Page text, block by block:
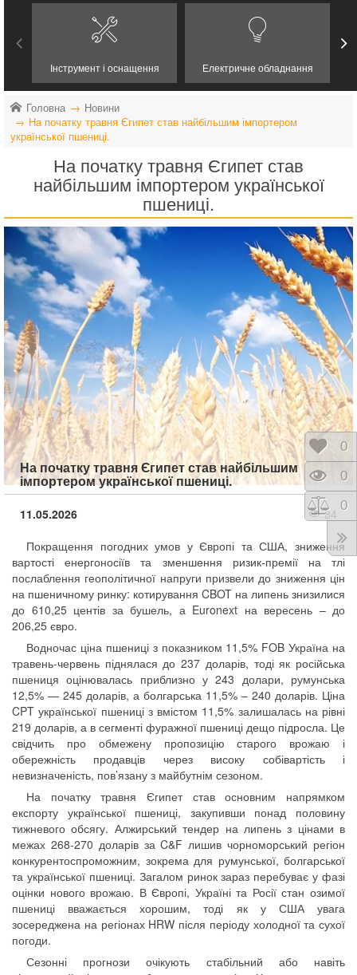
Інструмент і оснащення Електричне обладнання
Головна
Новини
На початку травня Єгипет став найбільшим імпортером
української пшениці.
На початку травня Єгипет став
найбільшим імпортером української
пшениці.
На початку травня Єгипет став найбільшим
імпортером української пшениці.
11.05.2026
84
Покращення погодних умов у Європі та США, зниження
вартості енергоносіїв та зменшення ризик-премії на тлі
послаблення геополітичної напруги призвели до зниження цін
на пшеничному ринку: котирування CBOT на липень знизилися
до 610,25 центів за бушель, а Euronext на вересень – до
206,25 євро.
Водночас ціна пшениці з показником 11,5% FOB Україна на
травень-червень піднялася до 237 доларів, тоді як російська
пшениця оцінювалась приблизно у 243 долари, румунська
12,5% — 245 доларів, а болгарська 11,5% – 240 доларів. Ціна
CPT української пшениці з вмістом 11,5% залишалась на рівні
219 доларів, а в сегменті фуражної пшениці дещо підросла. Це
свідчить про обмежену пропозицію старого врожаю і
обережність продавців через високу собівартість і
невизначеність, пов’язану з майбутнім сезоном.
На початку травня Єгипет став основним напрямком
експорту української пшениці, закупивши понад половину
тижневого обсягу. Алжирський тендер на липень з цінами в
межах 268-270 доларів за C&F лишив чорноморський регіон
конкурентоспроможним, зокрема для румунської, болгарської
та української пшениці. Загалом ринок зараз перебуває у фазі
оцінки нового врожаю. В Європі, Україні та Росії стан озимої
пшениці вважається хорошим, тоді як у США увага
зосереджена на регіонах HRW після періоду холодної та сухої
погоди.
Сезонні прогнози очікують стабільний або навіть
0
0
0